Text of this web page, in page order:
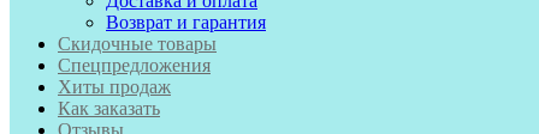
Возврат и гарантия
Скидочные товары
Спецпредложения
Хиты продаж
Как заказать
Отзывы